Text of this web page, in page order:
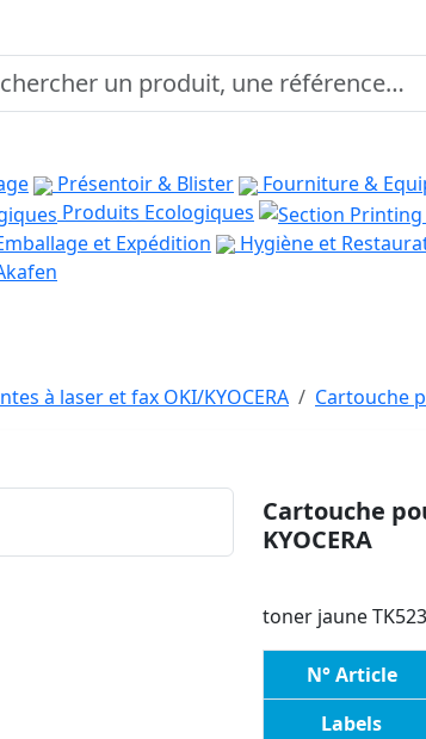
Présentoir & Blister Fourniture &
Produits Ecologiques
et Expédition Hygiène et
à laser et fax OKI/KYOCERA Cartouche
Cartouche
KYOCERA
toner jaune
N° Article
Labels